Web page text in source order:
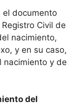
el documento
Civil de
nacimiento,
y en su caso,
nacimiento y de
del